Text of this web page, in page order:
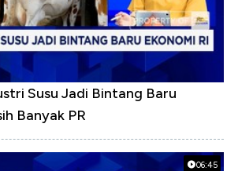
Susu Jadi Bintang Baru
Banyak PR
06:45